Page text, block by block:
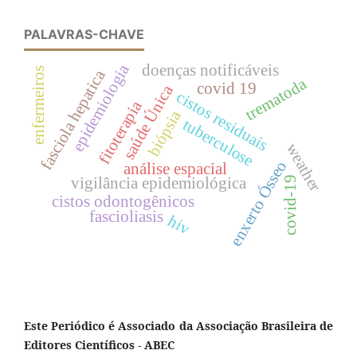
PALAVRAS-CHAVE
saúde Única
epidemiologia
vigilância epidemiológica
análise espacial
cistos residuais
cistos odontogênicos
biópsia
enxerto Ósseo
tuberculose
doenças notificáveis
covid-19
fascioliasis
fasciola hepatica trematoda
weather
fitoterapia
enfermeiros covid 19
hiv
Este Periódico é Associado da Associação Brasileira de
Editores Científicos - ABEC